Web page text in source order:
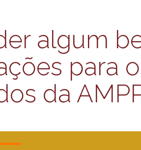
algum
para
da